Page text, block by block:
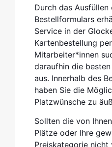
© Klaudiusz Zylinski (Oslender,
Durch das Ausfüllen
Bestellformulars
Service in der
Kartenbestellung
Mitarbeiter*innen
daraufhin die
aus. Innerhalb des
haben Sie die
Platzwünsche zu
Sollten die von
Plätze oder Ihre
Preiskategorie